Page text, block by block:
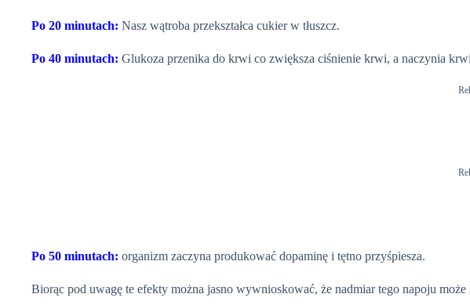
Po 20 minutach: Nasz wątroba przekształca cukier w tłuszcz.
Po 40 minutach: Glukoza przenika do krwi co zwiększa ciśnienie krwi, a naczynia
Po 50 minutach: organizm zaczyna produkować dopaminę i tętno przyśpiesza.
Biorąc pod uwagę te efekty można jasno wywnioskować, że nadmiar tego napoju